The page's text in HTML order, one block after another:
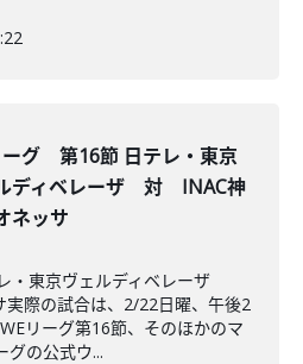
ーグ 第16節 日テレ・東京
ディベレーザ 対 INAC神
ネッサ
・東京ヴェルディベレーザ
際の試合は、2/22日曜、午後2
リーグ第16節、そのほかのマ
グの公式ウ...